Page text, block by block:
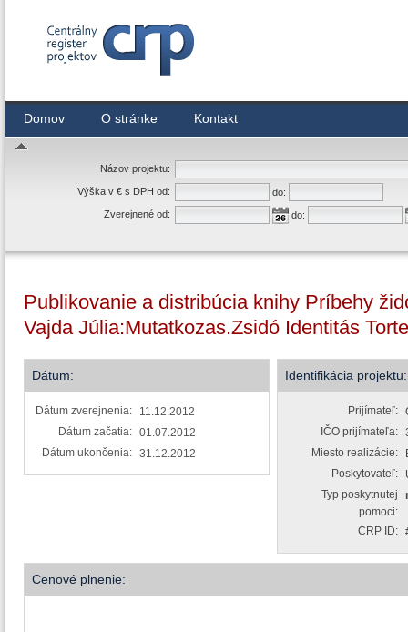
Domov O stránke Kontakt
Názov projektu:
Výška v € s DPH od:
do:
Zverejnené od:
do:
Publikovanie a distribúcia knihy Príbehy
Vajda Júlia:Mutatkozas.Zsidó Identitás
Dátum:
Dátum zverejnenia:
11.12.2012
Dátum začatia: 01.07.2012
Dátum ukončenia: 31.12.2012
Identifikácia projektu:
Prijímateľ:
IČO prijímateľa:
Miesto realizácie:
Poskytovateľ:
Typ poskytnutej
pomoci:
CRP ID:
Cenové plnenie: